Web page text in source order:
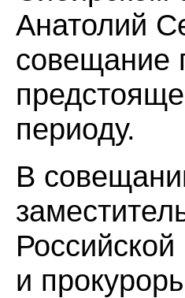
Анатолий
совещание
периоду.
В
и